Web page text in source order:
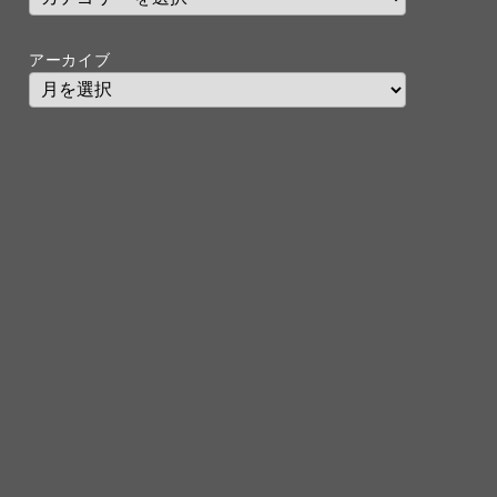
アーカイブ